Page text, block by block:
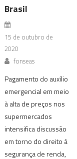
Brasil
15 de outubro de
2020
fonseas
Pagamento do auxílio
emergencial em meio
à alta de preços nos
supermercados
intensifica discussão
em torno do direito à
segurança de renda,